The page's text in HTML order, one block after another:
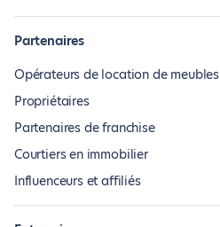
Partenaires
Opérateurs de location de meubles
Propriétaires
Partenaires de franchise
Courtiers en immobilier
Influenceurs et affiliés